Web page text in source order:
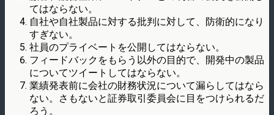
てはならない。
自社や自社製品に対する批判に対して、防衛的になり
すぎない。
社員のプライベートを公開してはならない。
フィードバックをもらう以外の目的で、開発中の製品
についてツイートしてはならない。
業績発表前に会社の財務状況について漏らしてはなら
ない。さもないと証券取引委員会に目をつけられるだ
ろう。